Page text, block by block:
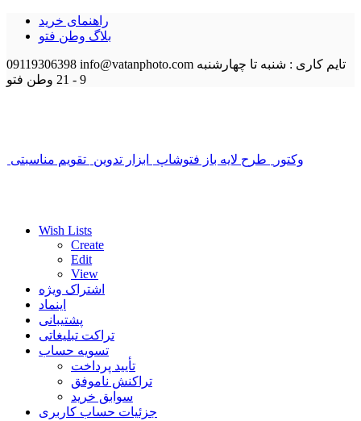
راهنمای خرید
بلاگ وطن فتو
09119306398 info@vatanphoto.com تایم کاری : شنبه تا چهارشنبه
9 - 21
وطن فتو
وکتور طرح لایه باز فتوشاپ ابزار تدوین تقویم مناسبتی
Wish Lists
Create
Edit
View
اشتراک ویژه
اینماد
پشتیبانی
تراکت تبلیغاتی
تسویه حساب
تأیید پرداخت
تراکنش ناموفق
سوابق خرید
جزئیات حساب کاربری